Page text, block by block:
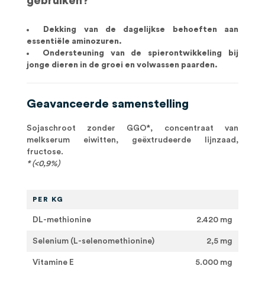
Dekking van de dagelijkse behoeften aan
essentiële aminozuren.
Ondersteuning van de spierontwikkeling bij
jonge dieren in de groei en volwassen paarden.
Geavanceerde samenstelling
Sojaschroot zonder GGO*, concentraat van
melkserum eiwitten, geëxtrudeerde lijnzaad,
fructose.
* (<0,9%)
PER KG
DL-methionine 2.420 mg
Selenium (L-selenomethionine) 2,5 mg
Vitamine E 5.000 mg